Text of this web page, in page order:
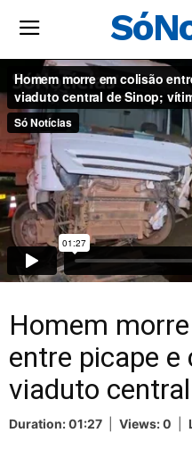
Homem
entre picape e
viaduto
Duration: 01:27 Views: 0